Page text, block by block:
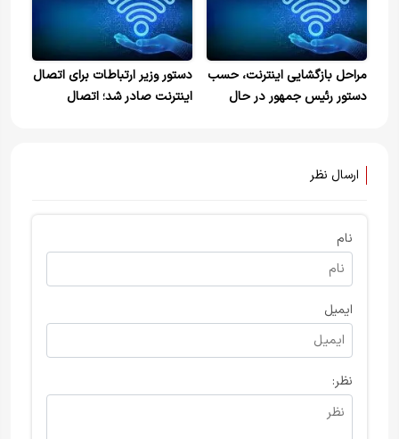
مراحل بازگشایی اینترنت، حسب
دستور رئیس جمهور در حال
دستور وزیر ارتباطات برای اتصال
اینترنت صادر شد؛ اتصال
ارسال نظر
نام
ایمیل
نظر: